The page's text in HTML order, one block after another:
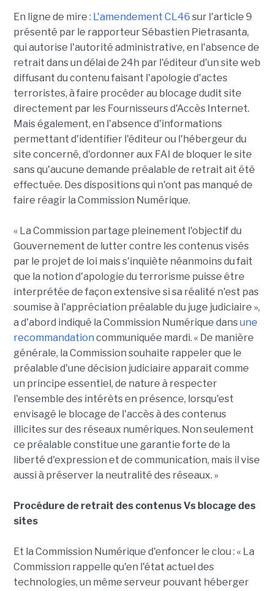
En ligne de mire : L'amendement CL46 sur l'article 9
présenté par le rapporteur Sébastien Pietrasanta,
qui autorise l'autorité administrative, en l'absence de
retrait dans un délai de 24h par l'éditeur d'un site web
diffusant du contenu faisant l'apologie d'actes
terroristes, à faire procéder au blocage dudit site
directement par les Fournisseurs d'Accès Internet.
Mais également, en l'absence d'informations
permettant d'identifier l'éditeur ou l'hébergeur du
site concerné, d'ordonner aux FAI de bloquer le site
sans qu'aucune demande préalable de retrait ait été
effectuée. Des dispositions qui n'ont pas manqué de
faire réagir la Commission Numérique.
« La Commission partage pleinement l'objectif du
Gouvernement de lutter contre les contenus visés
par le projet de loi mais s'inquiète néanmoins du fait
que la notion d'apologie du terrorisme puisse être
interprétée de façon extensive si sa réalité n'est pas
soumise à l'appréciation préalable du juge judiciaire »,
a d'abord indiqué la Commission Numérique dansune
recommandation communiquée mardi. « De manière
générale, la Commission souhaite rappeler que le
préalable d'une décision judiciaire apparaît comme
un principe essentiel, de nature à respecter
l'ensemble des intérêts en présence, lorsqu'est
envisagé le blocage de l'accès à des contenus
illicites sur des réseaux numériques. Non seulement
ce préalable constitue une garantie forte de la
liberté d'expression et de communication, mais il vise
aussi à préserver la neutralité des réseaux. »
Procédure de retrait des contenus Vs blocage des
sites
Et la Commission Numérique d'enfoncer le clou : « La
Commission rappelle qu'en l'état actuel des
technologies, un même serveur pouvant héberger